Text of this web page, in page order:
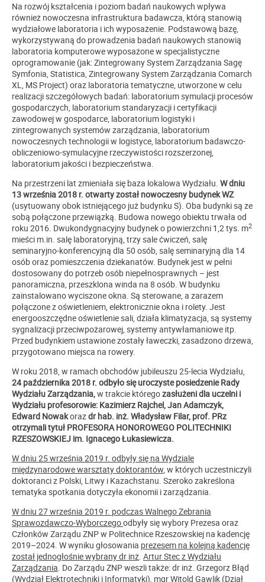
Na rozwój kształcenia i poziom badań naukowych wpływa
również nowoczesna infrastruktura badawcza, którą stanowią
wydziałowe laboratoria i ich wyposażenie. Podstawową bazę,
wykorzystywaną do prowadzenia badań naukowych stanowią
laboratoria komputerowe wyposażone w specjalistyczne
oprogramowanie (jak: Zintegrowany System Zarządzania Sagę
Symfonia, Statistica, Zintegrowany System Zarządzania Comarch
XL, MS Project) oraz laboratoria tematyczne, utworzone w celu
realizacji szczegółowych badań: laboratorium symulacji procesów
gospodarczych, laboratorium standaryzacji i certyfikacji
zawodowej w gospodarce, laboratorium logistyki i
zintegrowanych systemów zarządzania, laboratorium
nowoczesnych technologii w logistyce, laboratorium badawczo-
obliczeniowo-symulacyjne rzeczywistości rozszerzonej,
laboratorium jakości i bezpieczeństwa.
Na przestrzeni lat zmieniała się baza lokalowa Wydziału. W dniu
13 września 2018 r. otwarty został nowoczesny budynek WZ
(usytuowany obok istniejącego już budynku S). Oba budynki są ze
sobą połączone przewiązką. Budowa nowego obiektu trwała od
roku 2016. Dwukondygnacyjny budynek o powierzchni 1,2 tys. m2
mieści m.in. salę laboratoryjną, trzy sale ćwiczeń, salę
seminaryjno-konferencyjną dla 50 osób, salę seminaryjną dla 14
osób oraz pomieszczenia dziekanatów. Budynek jest w pełni
dostosowany do potrzeb osób niepełnosprawnych – jest
panoramiczna, przeszklona winda na 8 osób. W budynku
zainstalowano wyciszone okna. Są sterowane, a zarazem
połączone z oświetleniem, elektronicznie okna i rolety. Jest
energooszczędne oświetlenie sali, działa klimatyzacja, są systemy
sygnalizacji przeciwpożarowej, systemy antywłamaniowe itp.
Przed budynkiem ustawione zostały ławeczki, zasadzono drzewa,
przygotowano miejsca na rowery.
W roku 2018, w ramach obchodów jubileuszu 25-lecia Wydziału,
24 października 2018 r. odbyło się uroczyste posiedzenie Rady
Wydziału Zarządzania,w trakcie któregozasłużeni dla uczelni i
Wydziału profesorowie: Kazimierz Rajchel, Jan Adamczyk,
Edward Nowakorazdr hab. inż. Władysław Filar, prof. PRz
otrzymali tytuł PROFESORA HONOROWEGO POLITECHNIKI
RZESZOWSKIEJ im. Ignacego Łukasiewicza.
W dniu 25 września 2019 r. odbyły się na Wydziale
międzynarodowe warsztaty doktorantów, w których uczestniczyli
doktoranci z Polski, Litwy i Kazachstanu. Szeroko zakreślona
tematyka spotkania dotyczyła ekonomii i zarządzania.
W dniu 27 września 2019 r. podczas Walnego Zebrania
Sprawozdawczo-Wyborczegoodbyły się wybory Prezesa oraz
Członków Zarządu ZNP w Politechnice Rzeszowskiej na kadencję
2019–2024. W wyniku głosowania prezesem na kolejną kadencję
został jednogłośnie wybrany dr inż. Artur Stec z Wydziału
Zarządzania. Do Zarządu ZNP weszli także: dr inż. Grzegorz Błąd
(Wydział Elektrotechniki i Informatyki), mgr Witold Gawlik (Dział